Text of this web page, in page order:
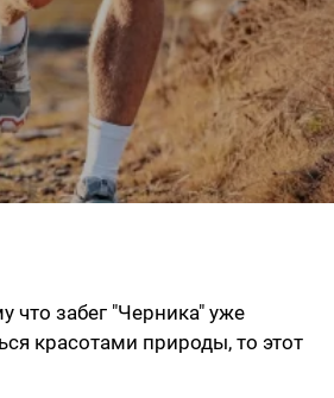
что забег "Черника" уже
красотами природы, то этот